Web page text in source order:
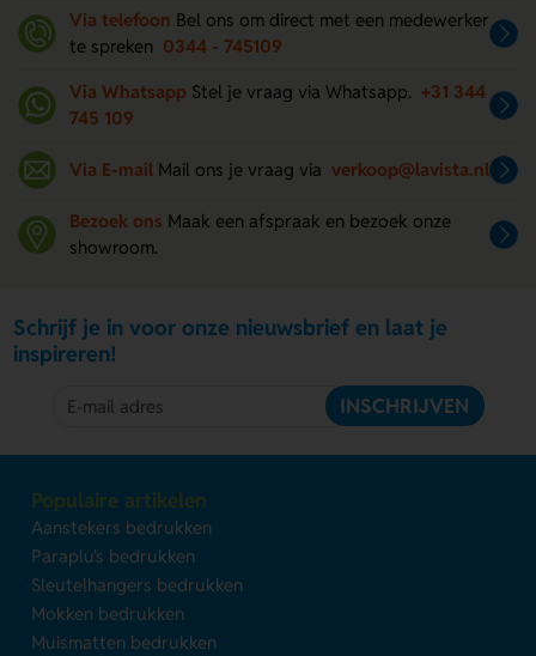
Via telefoon Bel ons om direct met een medewerker
te spreken 0344 - 745109
Via Whatsapp Stel je vraag via Whatsapp. +31 344
745 109
Via E-mail Mail ons je vraag via verkoop@lavista.nl
Bezoek ons Maak een afspraak en bezoek onze
showroom.
Schrijf je in voor onze nieuwsbrief en laat je
inspireren!
INSCHRIJVEN
Populaire artikelen
Aanstekers bedrukken
Paraplu's bedrukken
Sleutelhangers bedrukken
Mokken bedrukken
Muismatten bedrukken